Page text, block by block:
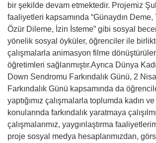
bir şekilde devam etmektedir. Projemiz
faaliyetleri kapsamında “Günaydın Deme,
Özür Dileme, İzin İsteme” gibi sosyal
yönelik sosyal öyküler, öğrenciler ile
çalışmalarla animasyon filme
öğretimleri sağlanmıştır.Ayrıca Dünya
Down Sendromu Farkındalık Günü, 2
Farkındalık Günü kapsamında da
yaptığımız çalışmalarla toplumda kadın
konularında farkındalık yaratmaya
çalışmalarımız, yaygınlaştırma
proje sosyal medya hesaplarımızdan,